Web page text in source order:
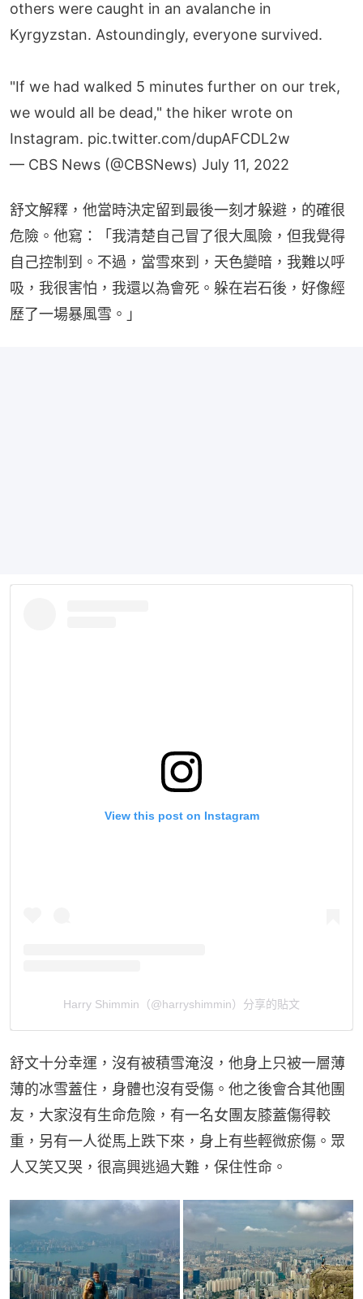
others were caught in an avalanche in
Kyrgyzstan. Astoundingly, everyone survived.
"If we had walked 5 minutes further on our trek,
we would all be dead," the hiker wrote on
Instagram. pic.twitter.com/dupAFCDL2w
— CBS News (@CBSNews) July 11, 2022
舒文解釋，他當時決定留到最後一刻才躲避，的確很
危險。他寫：「我清楚自己冒了很大風險，但我覺得
自己控制到。不過，當雪來到，天色變暗，我難以呼
吸，我很害怕，我還以為會死。躲在岩石後，好像經
歷了一場暴風雪。」
View this post on Instagram
Harry Shimmin（@harryshimmin）分享的貼文
舒文十分幸運，沒有被積雪淹沒，他身上只被一層薄
薄的冰雪蓋住，身體也沒有受傷。他之後會合其他團
友，大家沒有生命危險，有一名女團友膝蓋傷得較
重，另有一人從馬上跌下來，身上有些輕微瘀傷。眾
人又笑又哭，很高興逃過大難，保住性命。